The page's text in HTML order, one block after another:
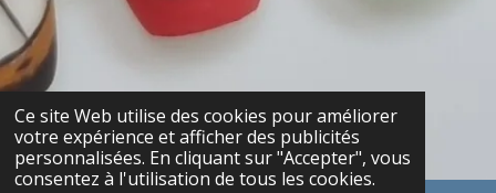
Ce site Web utilise des cookies pour améliorer
votre expérience et afficher des publicités
personnalisées. En cliquant sur "Accepter", vous
consentez à l'utilisation de tous les cookies.